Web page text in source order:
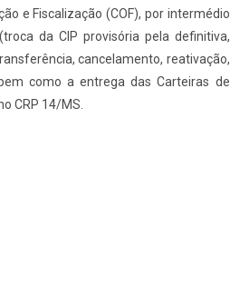
e Fiscalização (COF), por intermédio
da CIP provisória pela definitiva,
cancelamento, reativação,
como a entrega das Carteiras de
CRP 14/MS.